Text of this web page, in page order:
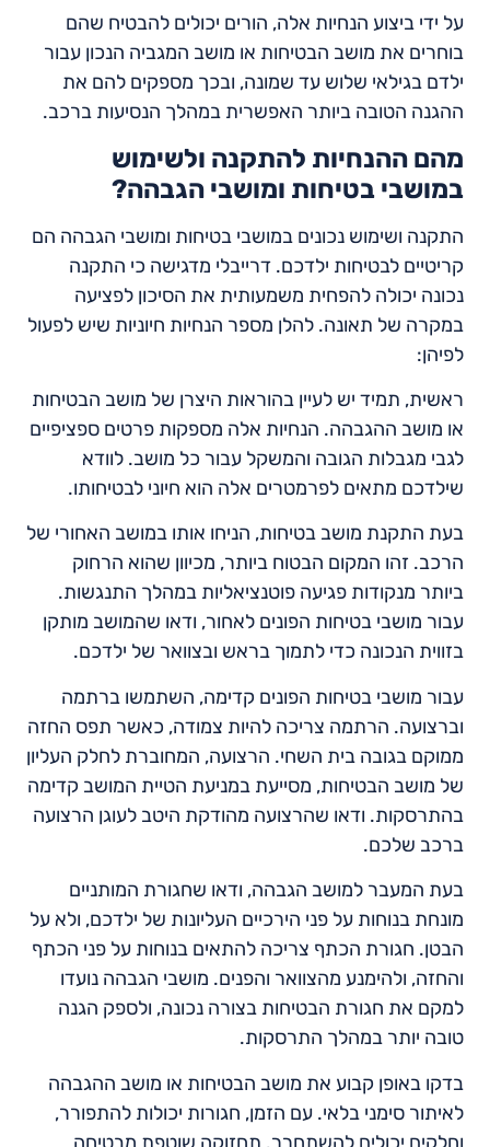
על ידי ביצוע הנחיות אלה, הורים יכולים להבטיח שהם
בוחרים את מושב הבטיחות או מושב המגביה הנכון עבור
ילדם בגילאי שלוש עד שמונה, ובכך מספקים להם את
ההגנה הטובה ביותר האפשרית במהלך הנסיעות ברכב.
מהם ההנחיות להתקנה ולשימוש
במושבי בטיחות ומושבי הגבהה?
התקנה ושימוש נכונים במושבי בטיחות ומושבי הגבהה הם
קריטיים לבטיחות ילדכם. דרייבלי מדגישה כי התקנה
נכונה יכולה להפחית משמעותית את הסיכון לפציעה
במקרה של תאונה. להלן מספר הנחיות חיוניות שיש לפעול
לפיהן:
ראשית, תמיד יש לעיין בהוראות היצרן של מושב הבטיחות
או מושב ההגבהה. הנחיות אלה מספקות פרטים ספציפיים
לגבי מגבלות הגובה והמשקל עבור כל מושב. לוודא
שילדכם מתאים לפרמטרים אלה הוא חיוני לבטיחותו.
בעת התקנת מושב בטיחות, הניחו אותו במושב האחורי של
הרכב. זהו המקום הבטוח ביותר, מכיוון שהוא הרחוק
ביותר מנקודות פגיעה פוטנציאליות במהלך התנגשות.
עבור מושבי בטיחות הפונים לאחור, ודאו שהמושב מותקן
בזווית הנכונה כדי לתמוך בראש ובצוואר של ילדכם.
עבור מושבי בטיחות הפונים קדימה, השתמשו ברתמה
וברצועה. הרתמה צריכה להיות צמודה, כאשר תפס החזה
ממוקם בגובה בית השחי. הרצועה, המחוברת לחלק העליון
של מושב הבטיחות, מסייעת במניעת הטיית המושב קדימה
בהתרסקות. ודאו שהרצועה מהודקת היטב לעוגן הרצועה
ברכב שלכם.
בעת המעבר למושב הגבהה, ודאו שחגורת המותניים
מונחת בנוחות על פני הירכיים העליונות של ילדכם, ולא על
הבטן. חגורת הכתף צריכה להתאים בנוחות על פני הכתף
והחזה, ולהימנע מהצוואר והפנים. מושבי הגבהה נועדו
למקם את חגורת הבטיחות בצורה נכונה, ולספק הגנה
טובה יותר במהלך התרסקות.
בדקו באופן קבוע את מושב הבטיחות או מושב ההגבהה
לאיתור סימני בלאי. עם הזמן, חגורות יכולות להתפורר,